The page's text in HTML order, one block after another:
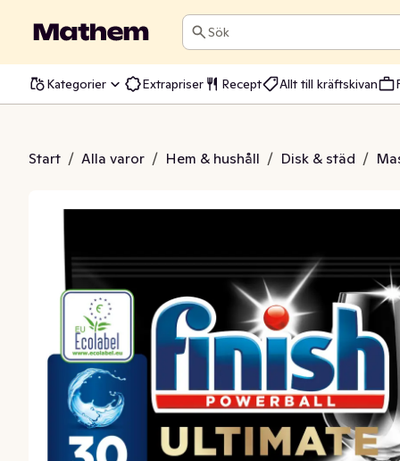
Sök
Kategorier Extrapriser Recept Allt till kräftskivan
Start / Alla varor / Hem & hushåll / Disk & städ /
Ultimate All in One